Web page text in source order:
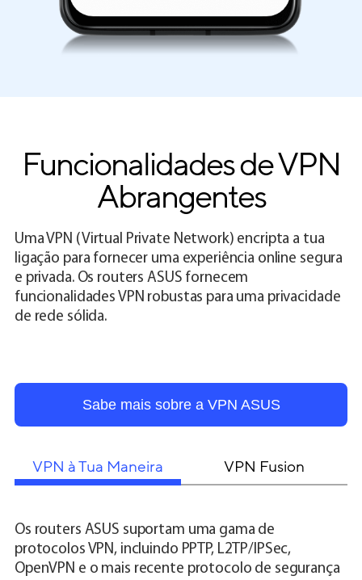
Funcionalidades de VPN
Abrangentes
Uma VPN (Virtual Private Network) encripta a tua
ligação para fornecer uma experiência online segura
e privada. Os routers ASUS fornecem
funcionalidades VPN robustas para uma privacidade
de rede sólida.
Sabe mais sobre a VPN ASUS
VPN à Tua Maneira VPN Fusion
Os routers ASUS suportam uma gama de
protocolos VPN, incluindo PPTP, L2TP/IPSec,
OpenVPN e o mais recente protocolo de segurança